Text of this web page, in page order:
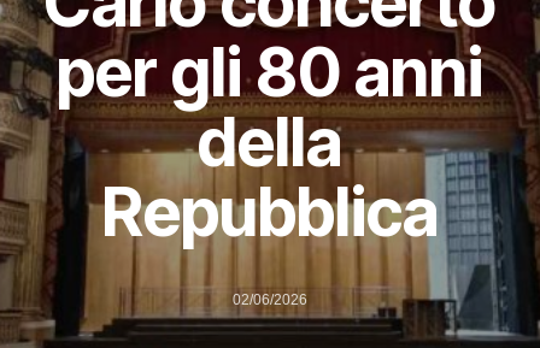
per gli 80 anni
della
Repubblica
02/06/2026